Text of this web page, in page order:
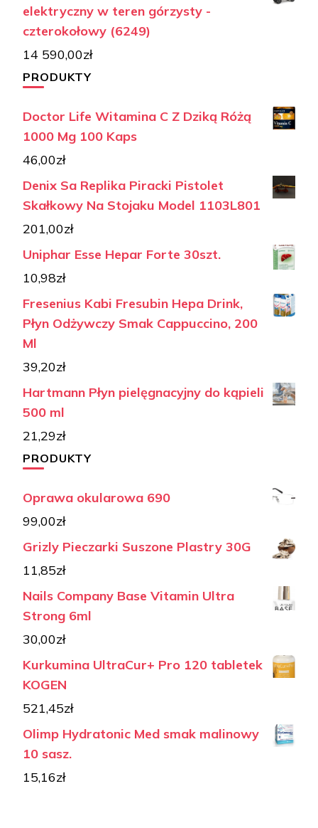
elektryczny w teren górzysty -
czterokołowy (6249)
14 590,00zł
PRODUKTY
Doctor Life Witamina C Z Dziką Różą
1000 Mg 100 Kaps
46,00zł
Denix Sa Replika Piracki Pistolet
Skałkowy Na Stojaku Model 1103L801
201,00zł
Uniphar Esse Hepar Forte 30szt.
10,98zł
Fresenius Kabi Fresubin Hepa Drink,
Płyn Odżywczy Smak Cappuccino, 200
Ml
39,20zł
Hartmann Płyn pielęgnacyjny do kąpieli
500 ml
21,29zł
PRODUKTY
Oprawa okularowa 690
99,00zł
Grizly Pieczarki Suszone Plastry 30G
11,85zł
Nails Company Base Vitamin Ultra
Strong 6ml
30,00zł
Kurkumina UltraCur+ Pro 120 tabletek
KOGEN
521,45zł
Olimp Hydratonic Med smak malinowy
10 sasz.
15,16zł